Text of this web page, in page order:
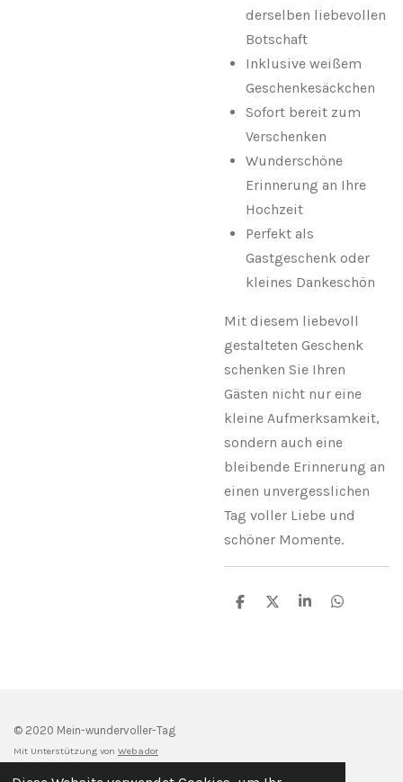
derselben liebevollen
Botschaft
Inklusive weißem
Geschenkesäckchen
Sofort bereit zum
Verschenken
Wunderschöne
Erinnerung an Ihre
Hochzeit
Perfekt als
Gastgeschenk oder
kleines Dankeschön
Mit diesem liebevoll
gestalteten Geschenk
schenken Sie Ihren
Gästen nicht nur eine
kleine Aufmerksamkeit,
sondern auch eine
bleibende Erinnerung an
einen unvergesslichen
Tag voller Liebe und
schöner Momente.
T
T
T
T
© 2020 Mein-wundervoller-Tag
Mit Unterstützung von Webador